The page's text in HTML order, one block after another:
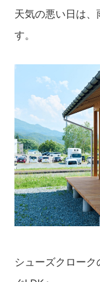
天気の悪い日は、
す。
シューズクロー